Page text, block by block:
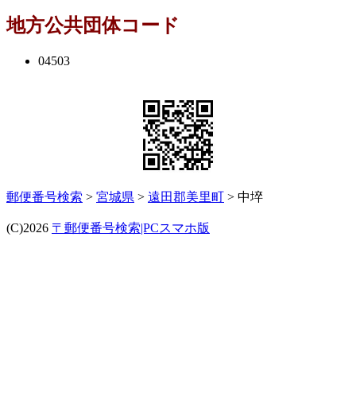
地方公共団体コード
04503
郵便番号検索 > 宮城県 > 遠田郡美里町 > 中埣
(C)2026 〒郵便番号検索|PCスマホ版